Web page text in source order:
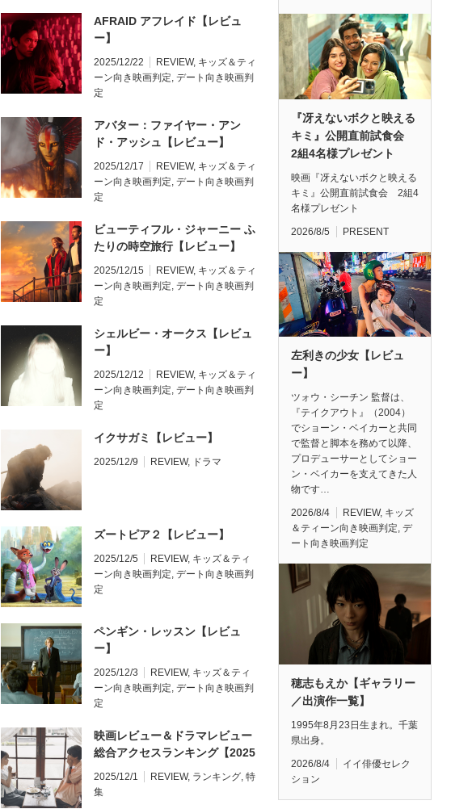
AFRAID アフレイド【レビュ
ー】
2025/12/22 REVIEW, キッズ＆ティ
ーン向き映画判定, デート向き映画判
定
アバター：ファイヤー・アン
ド・アッシュ【レビュー】
2025/12/17 REVIEW, キッズ＆ティ
ーン向き映画判定, デート向き映画判
定
ビューティフル・ジャーニー ふ
たりの時空旅行【レビュー】
2025/12/15 REVIEW, キッズ＆ティ
ーン向き映画判定, デート向き映画判
定
シェルビー・オークス【レビュ
ー】
2025/12/12 REVIEW, キッズ＆ティ
ーン向き映画判定, デート向き映画判
定
イクサガミ【レビュー】
2025/12/9 REVIEW, ドラマ
ズートピア２【レビュー】
2025/12/5 REVIEW, キッズ＆ティ
ーン向き映画判定, デート向き映画判
定
ペンギン・レッスン【レビュ
ー】
2025/12/3 REVIEW, キッズ＆ティ
ーン向き映画判定, デート向き映画判
定
映画レビュー＆ドラマレビュー
総合アクセスランキング【2025
2025/12/1 REVIEW, ランキング, 特
集
『冴えないボクと映える
キミ』公開直前試食会
2組4名様プレゼント
映画『冴えないボクと映える
キミ』公開直前試食会 2組4
名様プレゼント
2026/8/5 PRESENT
左利きの少女【レビュ
ー】
ツォウ・シーチン 監督は、
『テイクアウト』（2004）
でショーン・ベイカーと共同
で監督と脚本を務めて以降、
プロデューサーとしてショー
ン・ベイカーを支えてきた人
物です…
2026/8/4 REVIEW, キッズ
＆ティーン向き映画判定, デ
ート向き映画判定
穂志もえか【ギャラリー
／出演作一覧】
1995年8月23日生まれ。千葉
県出身。
2026/8/4
イイ俳優セレク
ション